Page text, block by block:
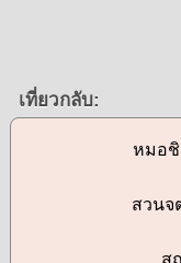
เที่ยวกลับ:
หมอชิ
สวนจ
ส